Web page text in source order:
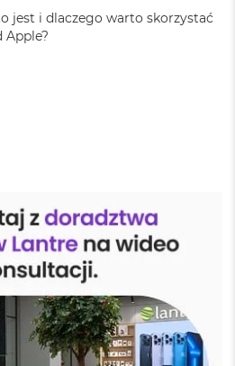
jest i dlaczego warto skorzystać